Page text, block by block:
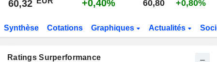
60,32 +0,40% 60,80 +0,80%
Synthèse Cotations Graphiques Actualités
Ratings Surperformance